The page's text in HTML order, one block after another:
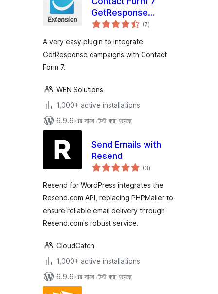
GetResponse
Extension
(7total
ratings
)
A very easy plugin to integrate
GetResponse campaigns with Contact
Form 7.
WEN Solutions
1,000+ active installations
6.9.6 এর সাথে টেস্ট করা হয়েছে
Send Emails with
Resend
(3total
ratings
)
Resend for WordPress integrates the
Resend.com API, replacing PHPMailer to
ensure reliable email delivery through
Resend.com's robust service.
CloudCatch
1,000+ active installations
6.9.6 এর সাথে টেস্ট করা হয়েছে